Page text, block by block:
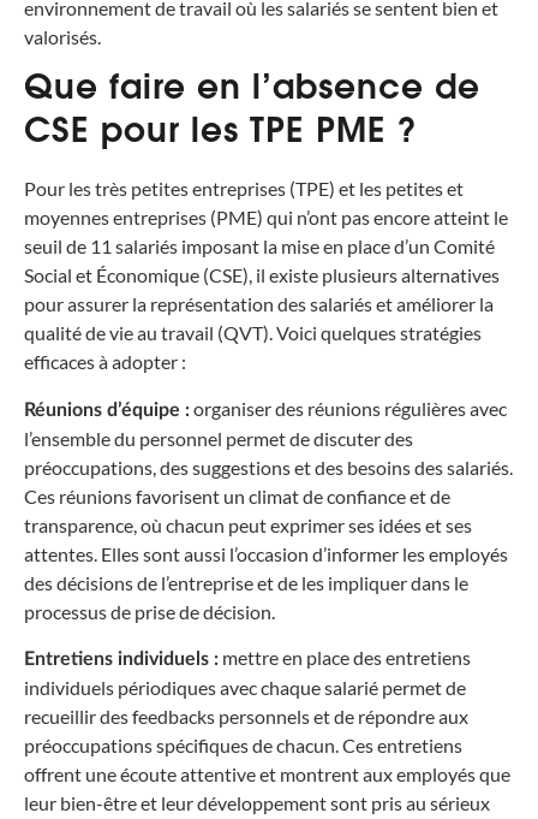
environnement de travail où les salariés se sentent bien et
valorisés.
Que faire en l’absence de
CSE pour les TPE PME ?
Pour les très petites entreprises (TPE) et les petites et
moyennes entreprises (PME) qui n’ont pas encore atteint le
seuil de 11 salariés imposant la mise en place d’un Comité
Social et Économique (CSE), il existe plusieurs alternatives
pour assurer la représentation des salariés et améliorer la
qualité de vie au travail (QVT). Voici quelques stratégies
efficaces à adopter :
Réunions d’équipe :organiser des réunions régulières avec
l’ensemble du personnel permet de discuter des
préoccupations, des suggestions et des besoins des salariés.
Ces réunions favorisent un climat de confiance et de
transparence, où chacun peut exprimer ses idées et ses
attentes. Elles sont aussi l’occasion d’informer les employés
des décisions de l’entreprise et de les impliquer dans le
processus de prise de décision.
Entretiens individuels : mettre en place des entretiens
individuels périodiques avec chaque salarié permet de
recueillir des feedbacks personnels et de répondre aux
préoccupations spécifiques de chacun. Ces entretiens
offrent une écoute attentive et montrent aux employés que
leur bien-être et leur développement sont pris au sérieux